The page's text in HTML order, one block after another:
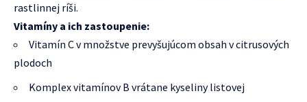
rastlinnej ríši.
Vitamíny a ich zastoupenie:
Vitamín C v množstve prevyšujúcom obsah v citrusových
plodoch
Komplex vitamínov B vrátane kyseliny listovej